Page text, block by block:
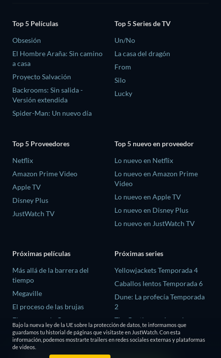
Top 5 Películas
Obsesión
El Hombre Araña: Sin camino
a casa
Proyecto Salvación
Backrooms: Sin salida -
Versión extendida
Spider-Man: Un nuevo día
Top 5 Series de TV
Un/No
La casa del dragón
From
Silo
Lucky
Top 5 Proveedores
Netflix
Amazon Prime Video
Apple TV
Disney Plus
JustWatch TV
Top 5 nuevo en proveedor
Lo nuevo en Netflix
Lo nuevo en Amazon Prime
Video
Lo nuevo en Apple TV
Lo nuevo en Disney Plus
Lo nuevo en JustWatch TV
Próximas películas
Más allá de la barrera del
tiempo
Megaville
El proceso de las brujas
El ex-preso de Corea
The Trace We Leave Behind
Próximas series
Yellowjackets Temporada 4
Caballos lentos Temporada 6
Dune: La profecía Temporada
2
The Gentlemen: La serie
Temporada 2
El amor es ciego: Reino Unido
Bajo la nueva ley de la UE sobre la protección de datos, te informamos que
guardamos tu historial de páginas que visitaste en JustWatch. Con esta
información, podemos mostrarte trailers en redes sociales externas y plataformas
de videos.